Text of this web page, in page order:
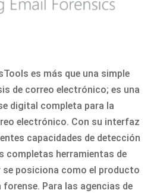
es más que una simple
de correo electrónico; es una
digital completa para la
electrónico. Con su interfaz
capacidades de detección
completas herramientas de
se posiciona como el producto
Para las agencias de